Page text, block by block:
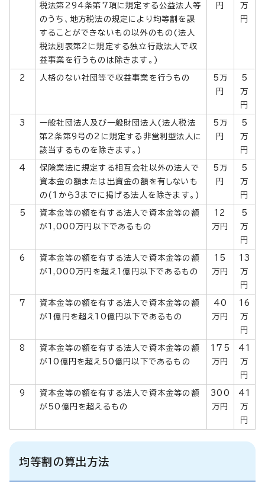
税法第294条第7項に規定する公益法人等
のうち、地方税法の規定により均等割を課
することができないもの以外のもの(法人
税法別表第2に規定する独立行政法人で収
益事業を行うものは除きます。)
円
万
円
2 人格のない社団等で収益事業を行うもの
5万
円
5
万
円
3
一般社団法人及び一般財団法人(法人税法
第2条第9号の2に規定する非営利型法人に
該当するものを除きます。)
5万
円
5
万
円
4
保険業法に規定する相互会社以外の法人で
資本金の額または出資金の額を有しないも
の(1から3までに掲げる法人を除きます。)
5万
円
5
万
円
5
資本金等の額を有する法人で資本金等の額
が1,000万円以下であるもの
12
万円
5
万
円
6
資本金等の額を有する法人で資本金等の額
が1,000万円を超え1億円以下であるもの
15
万円
13
万
円
7
資本金等の額を有する法人で資本金等の額
が1億円を超え10億円以下であるもの
40
万円
16
万
円
8
資本金等の額を有する法人で資本金等の額
が10億円を超え50億円以下であるもの
175
万円
41
万
円
9
資本金等の額を有する法人で資本金等の額
が50億円を超えるもの
300
万円
41
万
円
均等割の算出方法